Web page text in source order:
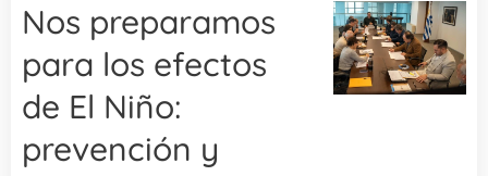
Nos preparamos
para los efectos
de El Niño:
prevención y